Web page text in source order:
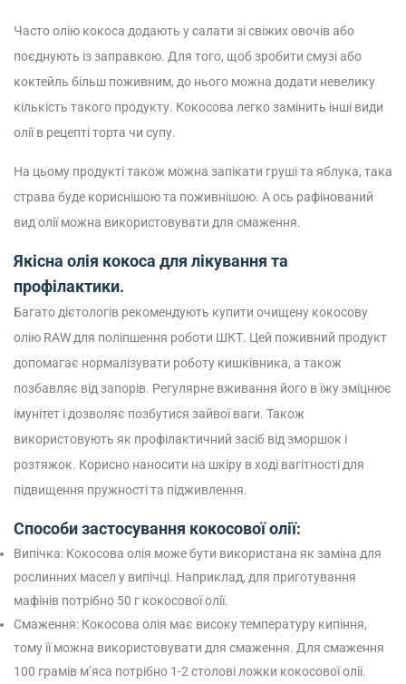
Часто олію кокоса додають у салати зі свіжих овочів або
поєднують із заправкою. Для того, щоб зробити смузі або
коктейль більш поживним, до нього можна додати невелику
кількість такого продукту. Кокосова легко замінить інші види
олії в рецепті торта чи супу.
На цьому продукті також можна запікати груші та яблука, така
страва буде кориснішою та поживнішою. А ось рафінований
вид олії можна використовувати для смаження.
Якісна олія кокоса для лікування та
профілактики.
Багато дієтологів рекомендують купити очищену кокосову
олію RAW для поліпшення роботи ШКТ. Цей поживний продукт
допомагає нормалізувати роботу кишківника, а також
позбавляє від запорів. Регулярне вживання його в їжу зміцнює
імунітет і дозволяє позбутися зайвої ваги. Також
використовують як профілактичний засіб від зморшок і
розтяжок. Корисно наносити на шкіру в ході вагітності для
підвищення пружності та підживлення.
Способи застосування кокосової олії:
Випічка: Кокосова олія може бути використана як заміна для
рослинних масел у випічці. Наприклад, для приготування
мафінів потрібно 50 г кокосової олії.
Смаження: Кокосова олія має високу температуру кипіння,
тому її можна використовувати для смаження. Для смаження
100 грамів м’яса потрібно 1-2 столові ложки кокосової олії.